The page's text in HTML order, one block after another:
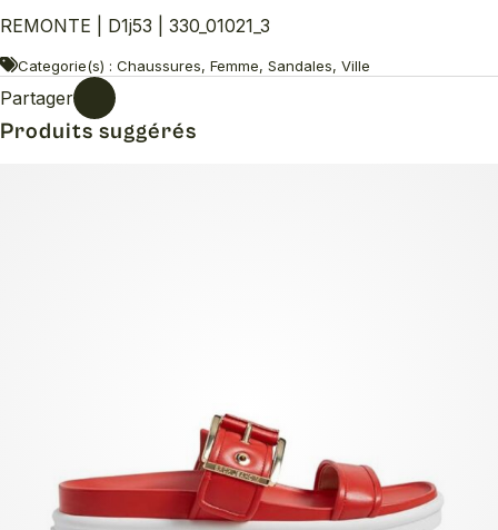
REMONTE | D1j53 | 330_01021_3
Categorie(s) : Chaussures, Femme, Sandales, Ville
Partager
Produits suggérés